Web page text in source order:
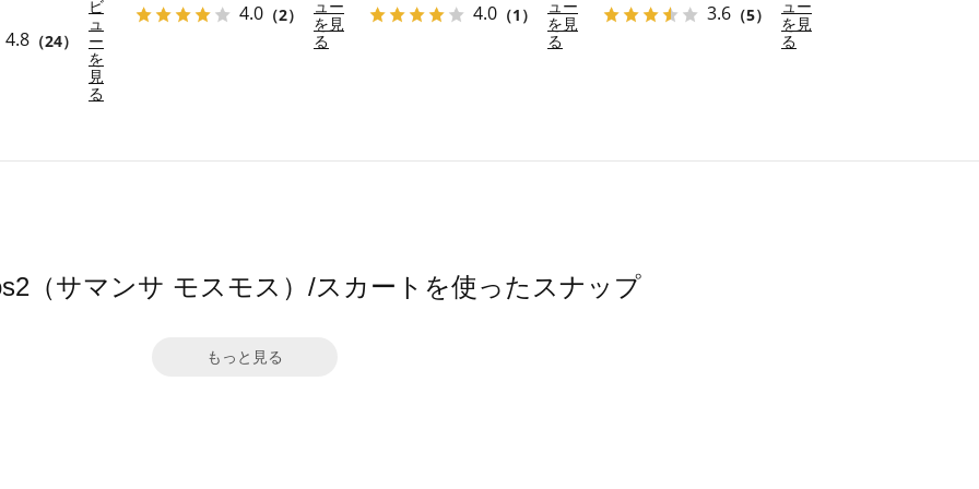
4.8 （24）
ビ
ュ
ー
を
見
る
4.0 （2）
ュー
を見
る
4.0 （1）
ュー
を見
る
3.6 （5）
ュー
を見
る
（サマンサ モスモス）/スカートを使ったスナップ
もっと見る